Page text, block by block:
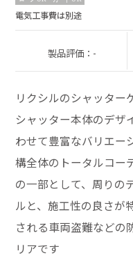
電気工事費は別途
製品評価：-
リクシルのシャッター
シャッター本体のデザ
わせて豊富なバリエー
構全体のトータルコー
の一部として、周りの
ルと、施工性の良さが
される車両盗難などの
リアです